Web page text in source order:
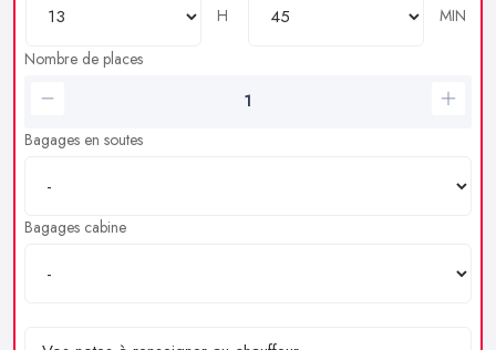
H
MIN
Nombre de places
Bagages en soutes
Bagages cabine